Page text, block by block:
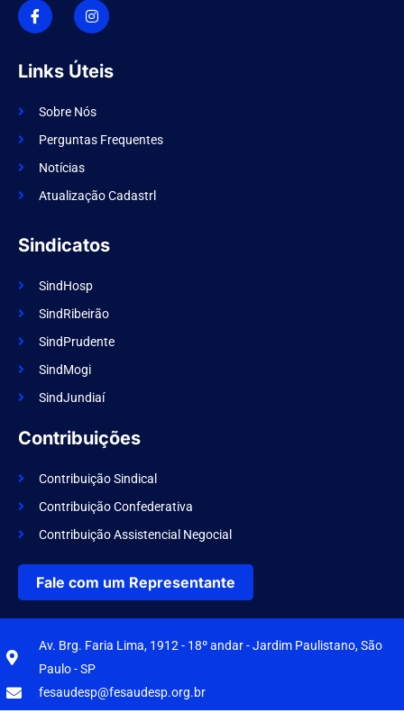
c
o
n
f
a
e
o
k
n
s
t
g
r
m
Links Úteis
Sobre Nós
Perguntas Frequentes
Notícias
Atualização Cadastrl
Sindicatos
SindHosp
SindRibeirão
SindPrudente
SindMogi
SindJundiaí
Contribuições
Contribuição Sindical
Contribuição Confederativa
Contribuição Assistencial Negocial
Fale com um Representante
Av. Brg. Faria Lima, 1912 - 18º andar - Jardim Paulistano, São
Paulo - SP
fesaudesp@fesaudesp.org.br